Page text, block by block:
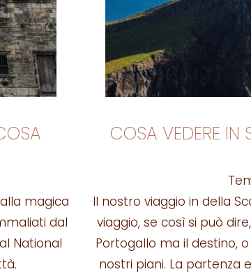
magica
dal
National
COSA VEDERE IN
Il nostro viaggio in della
viaggio, se così si può
Portogallo ma il destino,
nostri piani. La partenza